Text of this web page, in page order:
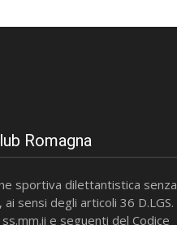
Romagna
sportiva dilettantistica senza
ai sensi degli articoli 36 D.LGS.
e seguenti del Codice